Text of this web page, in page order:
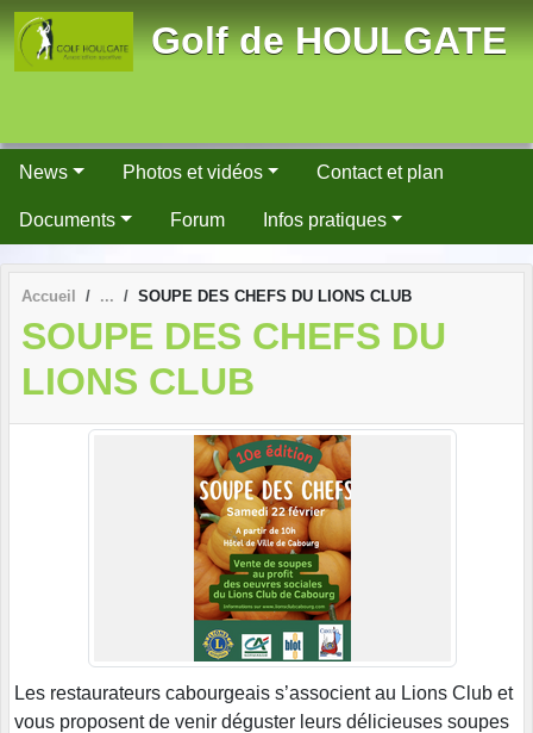
Golf de HOULGATE
News Photos et vidéos Contact et plan
Documents Forum Infos pratiques
Accueil SOUPE DES CHEFS DU LIONS CLUB
SOUPE DES CHEFS DU
LIONS CLUB
Les restaurateurs cabourgeais s’associent au Lions Club et
vous proposent de venir déguster leurs délicieuses soupes
Panneau de gestion des cookies